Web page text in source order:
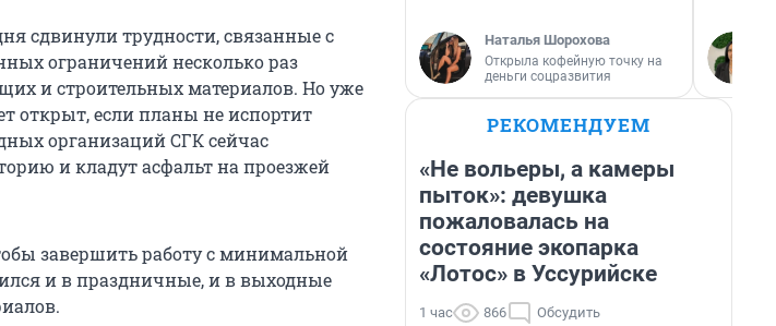
сдвинули трудности, связанные с
ограничений несколько раз
и строительных материалов. Но уже
открыт, если планы не испортит
организаций СГК сейчас
и кладут асфальт на проезжей
завершить работу с минимальной
и в праздничные, и в выходные
Наталья Шорохова
Открыла кофейную точку на
деньги соцразвития
РЕКОМЕНДУЕМ
«Не вольеры, а камеры
пыток»: девушка
пожаловалась на
состояние экопарка
«Лотос» в Уссурийске
1 час 866 Обсудить